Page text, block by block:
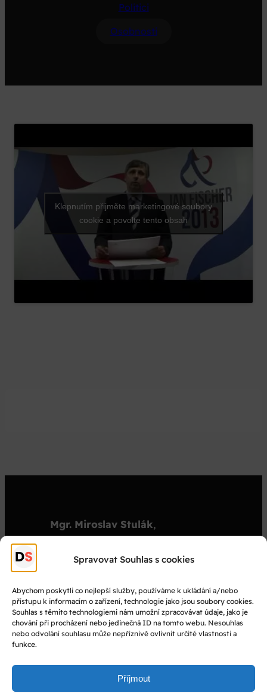
Spravovat Souhlas s cookies
Abychom poskytli co nejlepší služby, používáme k ukládání a/nebo
přístupu k informacím o zařízení, technologie jako jsou soubory cookies.
Souhlas s těmito technologiemi nám umožní zpracovávat údaje, jako je
chování při procházení nebo jedinečná ID na tomto webu. Nesouhlas
nebo odvolání souhlasu může nepříznivě ovlivnit určité vlastnosti a
funkce.
Příjmout
Politici
Osobnosti
Klepnutím přijměte marketingové soubory
cookie a povolte tento obsah
Mgr. Miroslav Stulák,
stulak@dejepisnasoutez.cz
© Dějepisná soutěž 2025
Facebook
YouTube